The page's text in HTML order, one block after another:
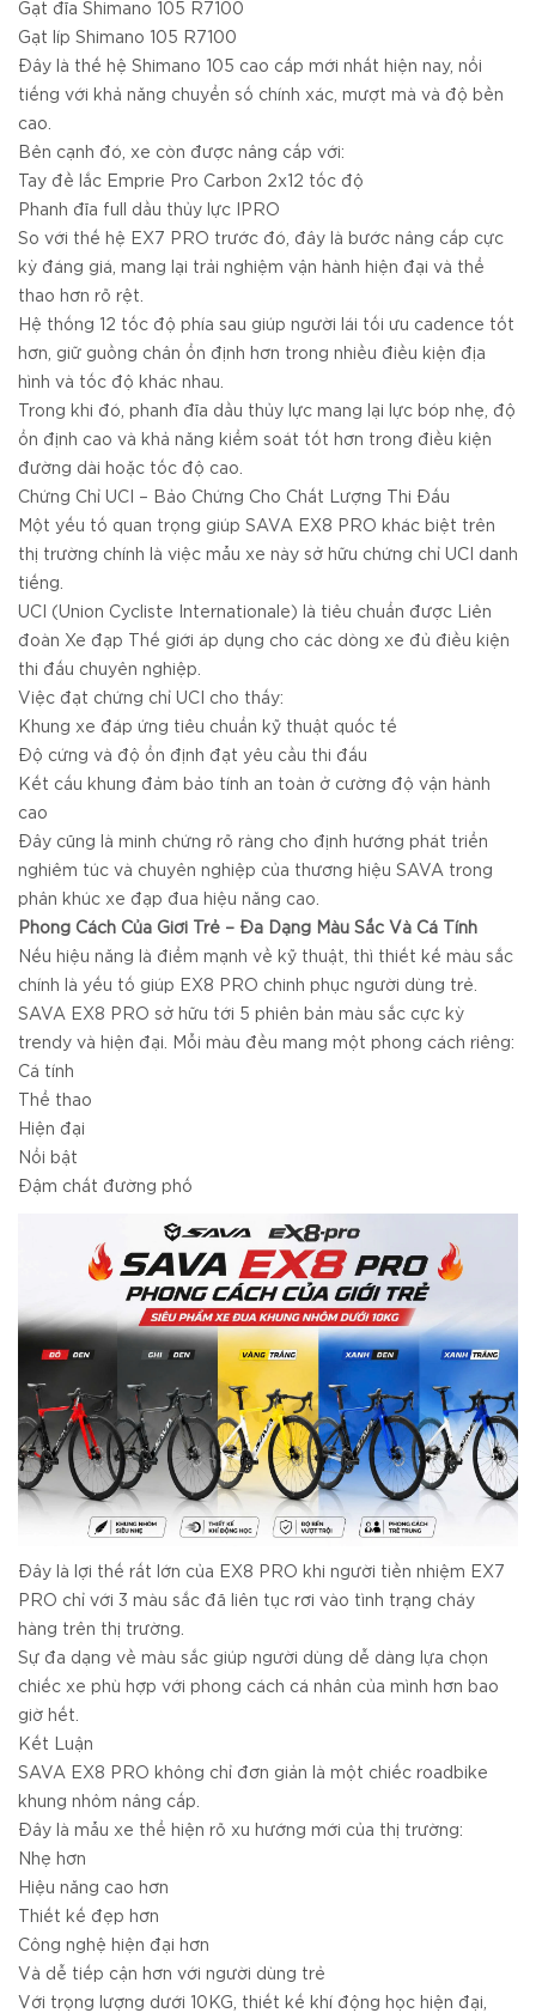
Gạt đĩa Shimano 105 R7100
Gạt líp Shimano 105 R7100
Đây là thế hệ Shimano 105 cao cấp mới nhất hiện nay, nổi
tiếng với khả năng chuyển số chính xác, mượt mà và độ bền
cao.
Bên cạnh đó, xe còn được nâng cấp với:
Tay đề lắc Emprie Pro Carbon 2x12 tốc độ
Phanh đĩa full dầu thủy lực IPRO
So với thế hệ EX7 PRO trước đó, đây là bước nâng cấp cực
kỳ đáng giá, mang lại trải nghiệm vận hành hiện đại và thể
thao hơn rõ rệt.
Hệ thống 12 tốc độ phía sau giúp người lái tối ưu cadence tốt
hơn, giữ guồng chân ổn định hơn trong nhiều điều kiện địa
hình và tốc độ khác nhau.
Trong khi đó, phanh đĩa dầu thủy lực mang lại lực bóp nhẹ, độ
ổn định cao và khả năng kiểm soát tốt hơn trong điều kiện
đường dài hoặc tốc độ cao.
Chứng Chỉ UCI – Bảo Chứng Cho Chất Lượng Thi Đấu
Một yếu tố quan trọng giúp SAVA EX8 PRO khác biệt trên
thị trường chính là việc mẫu xe này sở hữu chứng chỉ UCI danh
tiếng.
UCI (Union Cycliste Internationale) là tiêu chuẩn được Liên
đoàn Xe đạp Thế giới áp dụng cho các dòng xe đủ điều kiện
thi đấu chuyên nghiệp.
Việc đạt chứng chỉ UCI cho thấy:
Khung xe đáp ứng tiêu chuẩn kỹ thuật quốc tế
Độ cứng và độ ổn định đạt yêu cầu thi đấu
Kết cấu khung đảm bảo tính an toàn ở cường độ vận hành
cao
Đây cũng là minh chứng rõ ràng cho định hướng phát triển
nghiêm túc và chuyên nghiệp của thương hiệu SAVA trong
phân khúc xe đạp đua hiệu năng cao.
Phong Cách Của Giới Trẻ – Đa Dạng Màu Sắc Và Cá Tính
Nếu hiệu năng là điểm mạnh về kỹ thuật, thì thiết kế màu sắc
chính là yếu tố giúp EX8 PRO chinh phục người dùng trẻ.
SAVA EX8 PRO sở hữu tới 5 phiên bản màu sắc cực kỳ
trendy và hiện đại. Mỗi màu đều mang một phong cách riêng:
Cá tính
Thể thao
Hiện đại
Nổi bật
Đậm chất đường phố
Đây là lợi thế rất lớn của EX8 PRO khi người tiền nhiệm EX7
PRO chỉ với 3 màu sắc đã liên tục rơi vào tình trạng cháy
hàng trên thị trường.
Sự đa dạng về màu sắc giúp người dùng dễ dàng lựa chọn
chiếc xe phù hợp với phong cách cá nhân của mình hơn bao
giờ hết.
Kết Luận
SAVA EX8 PRO không chỉ đơn giản là một chiếc roadbike
khung nhôm nâng cấp.
Đây là mẫu xe thể hiện rõ xu hướng mới của thị trường:
Nhẹ hơn
Hiệu năng cao hơn
Thiết kế đẹp hơn
Công nghệ hiện đại hơn
Và dễ tiếp cận hơn với người dùng trẻ
Với trọng lượng dưới 10KG, thiết kế khí động học hiện đại,